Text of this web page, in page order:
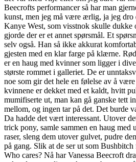
Beecrofts performancer så har man
kunst, men jeg må være ærlig, ja jeg dro
Kanye West, som visstnok skulle dukke
gjorde der er et annet spørsmål. Et
selv også. Han så ikke akkurat
gjesten med en klar farge på klærne.
er en haug med kvinner som ligger i
største rommet i galleriet. De er
noe som gir det hele en følelse av å
kvinnene er dekket med et kaldt, hvitt
mumifiserte ut, man kan gå ganske tett
mellom, og ingen tar på det. Det burde
Da hadde det vært interessant. Utover
trick pony, samle sammen en haug med
raser, sleng dem utover gulvet, pudre
på gang. Slik at de ser ut som
Who cares? Nå har Vanessa Beecroft